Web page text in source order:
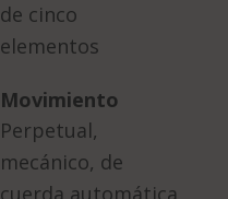
de cinco
elementos
Movimiento
Perpetual,
mecánico, de
cuerda automática